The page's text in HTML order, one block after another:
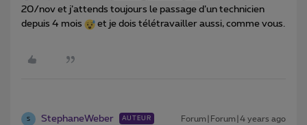
20/nov et j’attends toujours le passage d’un technicien
depuis 4 mois
et je dois télétravailler aussi, comme vous.
S StephaneWeber AUTEUR Forum|Forum|4 years ago